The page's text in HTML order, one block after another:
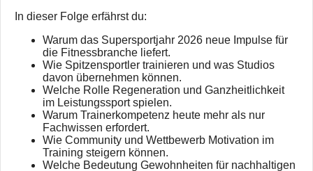
In dieser Folge erfährst du:
Warum das Supersportjahr 2026 neue Impulse für
die Fitnessbranche liefert.
Wie Spitzensportler trainieren und was Studios
davon übernehmen können.
Welche Rolle Regeneration und Ganzheitlichkeit
im Leistungssport spielen.
Warum Trainerkompetenz heute mehr als nur
Fachwissen erfordert.
Wie Community und Wettbewerb Motivation im
Training steigern können.
Welche Bedeutung Gewohnheiten für nachhaltigen